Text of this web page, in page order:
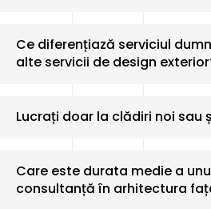
Ce diferențiază serviciul
alte servicii de design
Lucrați doar la clădiri noi sau
Care este durata medie a
consultanță în arhitectura